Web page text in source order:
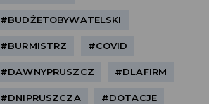
#BUDŻETOBYWATELSKI
#BURMISTRZ #COVID
#DAWNYPRUSZCZ #DLAFIRM
#DNIPRUSZCZA #DOTACJE